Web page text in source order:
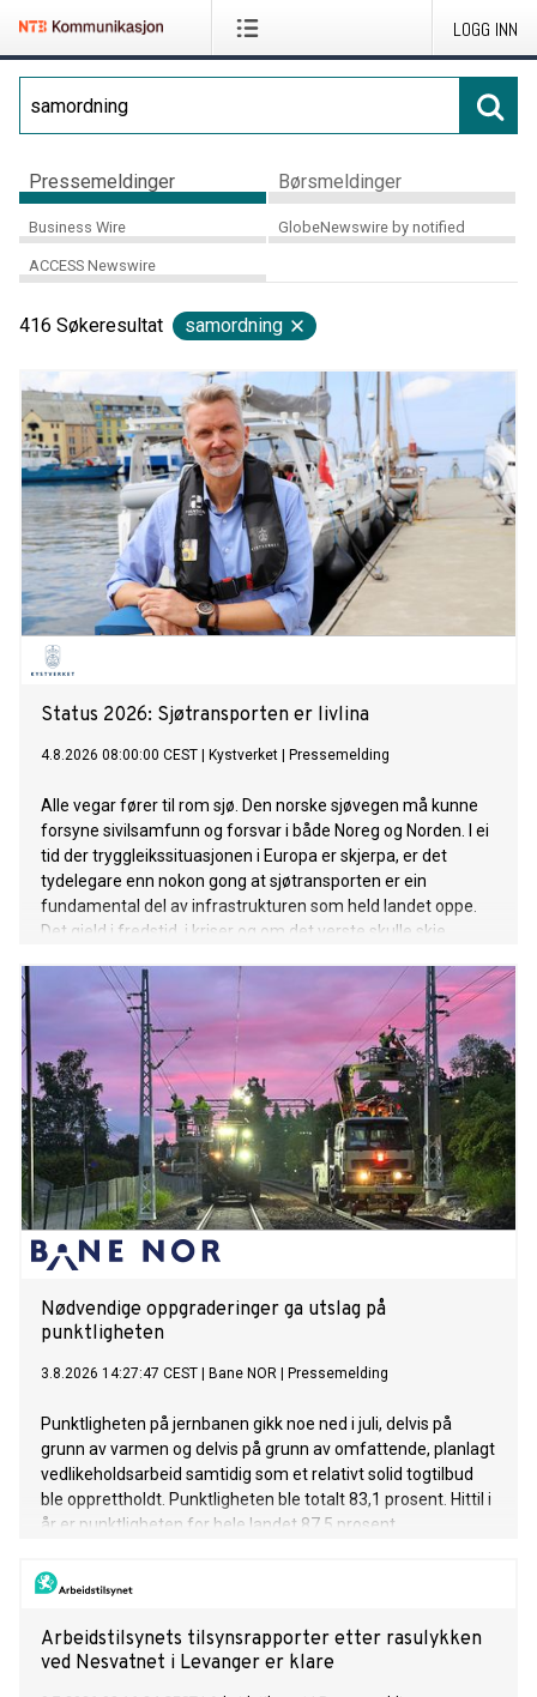
LOGG INN
Pressemeldinger Børsmeldinger
Business Wire GlobeNewswire by notified
ACCESS Newswire
416 Søkeresultat samordning
Status 2026: Sjøtransporten er livlina
4.8.2026 08:00:00 CEST Kystverket Pressemelding
Alle vegar fører til rom sjø. Den norske sjøvegen må kunne
forsyne sivilsamfunn og forsvar i både Noreg og Norden. I ei
tid der tryggleikssituasjonen i Europa er skjerpa, er det
tydelegare enn nokon gong at sjøtransporten er ein
fundamental del av infrastrukturen som held landet oppe.
Det gjeld i fredstid, i kriser og om det verste skulle skje.
Nødvendige oppgraderinger ga utslag på
punktligheten
3.8.2026 14:27:47 CEST Bane NOR Pressemelding
Punktligheten på jernbanen gikk noe ned i juli, delvis på
grunn av varmen og delvis på grunn av omfattende, planlagt
vedlikeholdsarbeid samtidig som et relativt solid togtilbud
ble opprettholdt. Punktligheten ble totalt 83,1 prosent. Hittil i
år er punktligheten for hele landet 87,5 prosent.
Arbeidstilsynets tilsynsrapporter etter rasulykken
ved Nesvatnet i Levanger er klare